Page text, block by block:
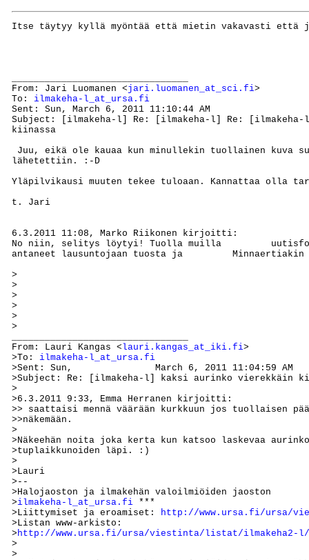
Itse täytyy kyllä myöntää että mietin vakavasti
From: Jari Luomanen <jari.luomanen_at_sci.fi>
To: ilmakeha-l_at_ursa.fi
Sent: Sun, March 6, 2011 11:10:44 AM
Subject: [ilmakeha-l] Re: [ilmakeha-l] Re:
kiinassa
Juu, eikä ole kauaa kun minullekin tuollainen kuva
lähetettiin. :-D
Yläpilvikausi muuten tekee tuloaan. Kannattaa olla
t. Jari
6.3.2011 11:08, Marko Riikonen kirjoitti:
No niin, selitys löytyi! Tuolla muilla
antaneet lausuntojaan tuosta ja
>
>
>
>
>
>
From: Lauri Kangas <lauri.kangas_at_iki.fi>
>To: ilmakeha-l_at_ursa.fi
>Sent: Sun,               March 6, 2011 11:04:59 AM
>Subject: Re: [ilmakeha-l] kaksi aurinko vierekkäin
>
>6.3.2011 9:33, Emma Herranen kirjoitti:
>> saattaisi mennä väärään kurkkuun jos
>>näkemään.
>
>Näkeehän noita joka kerta kun katsoo
>tuplaikkunoiden läpi. :)
>
>Lauri
>--
>Halojaoston ja ilmakehän valoilmiöiden jaoston
>ilmakeha-l_at_ursa.fi ***
>Liittymiset ja eroamiset:
http://www.ursa.fi/ursa/
>Listan www-arkisto:
> http://www.ursa.fi/ursa/viestinta/listat/ilmakeha2-l/
>
>